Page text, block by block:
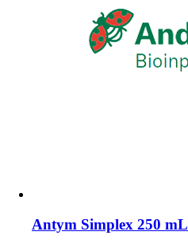
Antym Simplex 250 mL